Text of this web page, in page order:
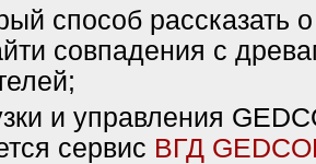
способ рассказать
совпадения с
и управления
сервис ВГД